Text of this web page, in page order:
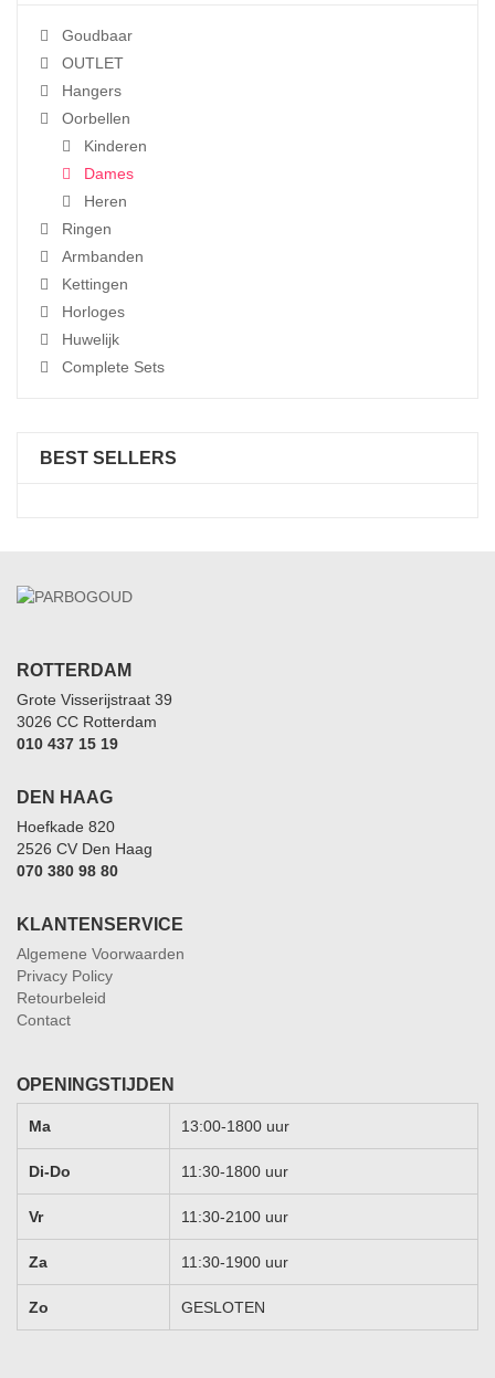
Goudbaar
OUTLET
Hangers
Oorbellen
Kinderen
Dames
Heren
Ringen
Armbanden
Kettingen
Horloges
Huwelijk
Complete Sets
BEST SELLERS
ROTTERDAM
Grote Visserijstraat 39
3026 CC Rotterdam
010 437 15 19
DEN HAAG
Hoefkade 820
2526 CV Den Haag
070 380 98 80
KLANTENSERVICE
Algemene Voorwaarden
Privacy Policy
Retourbeleid
Contact
OPENINGSTIJDEN
Ma 13:00-1800 uur
Di-Do 11:30-1800 uur
Vr 11:30-2100 uur
Za 11:30-1900 uur
Zo GESLOTEN